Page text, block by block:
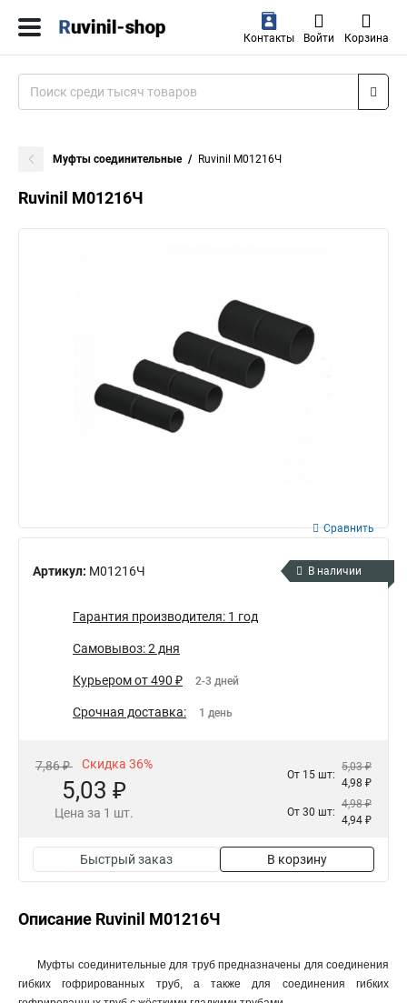
Контакты Войти Корзина
Муфты соединительные Ruvinil М01216Ч
Ruvinil М01216Ч
Артикул: М01216Ч
Сравнить
В наличии
Гарантия производителя: 1 год
Самовывоз: 2 дня
Курьером от 490 ₽ 2-3 дней
Срочная доставка: 1 день
7,86 ₽ Скидка 36%
5,03 ₽
Цена за 1 шт.
От 15 шт:
5,03 ₽
4,98 ₽
От 30 шт:
4,98 ₽
4,94 ₽
Быстрый заказ В корзину
Описание Ruvinil М01216Ч
Муфты соединительные для труб предназначены для соединения
гибких гофрированных труб, а также для соединения гибких